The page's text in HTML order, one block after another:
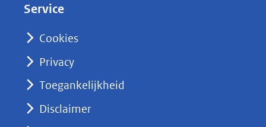
nieuw
Service
Cookies
Privacy
Toegankelijkheid
Disclaimer